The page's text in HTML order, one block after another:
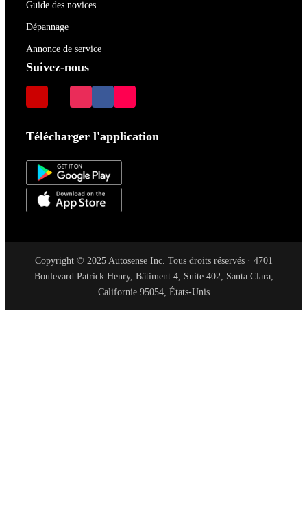
Guide des novices
Dépannage
Annonce de service
Suivez-nous
Télécharger l'application
Copyright © 2025 Autosense Inc. Tous droits réservés · 4701
Boulevard Patrick Henry, Bâtiment 4, Suite 402, Santa Clara,
Californie 95054, États-Unis